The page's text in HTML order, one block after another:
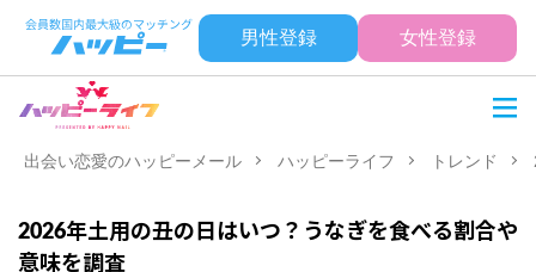
男性登録 女性登録
出会い恋愛のハッピーメール ハッピーライフ トレンド
2026年土用の丑の日はいつ？うなぎを食べる割合や
意味を調査